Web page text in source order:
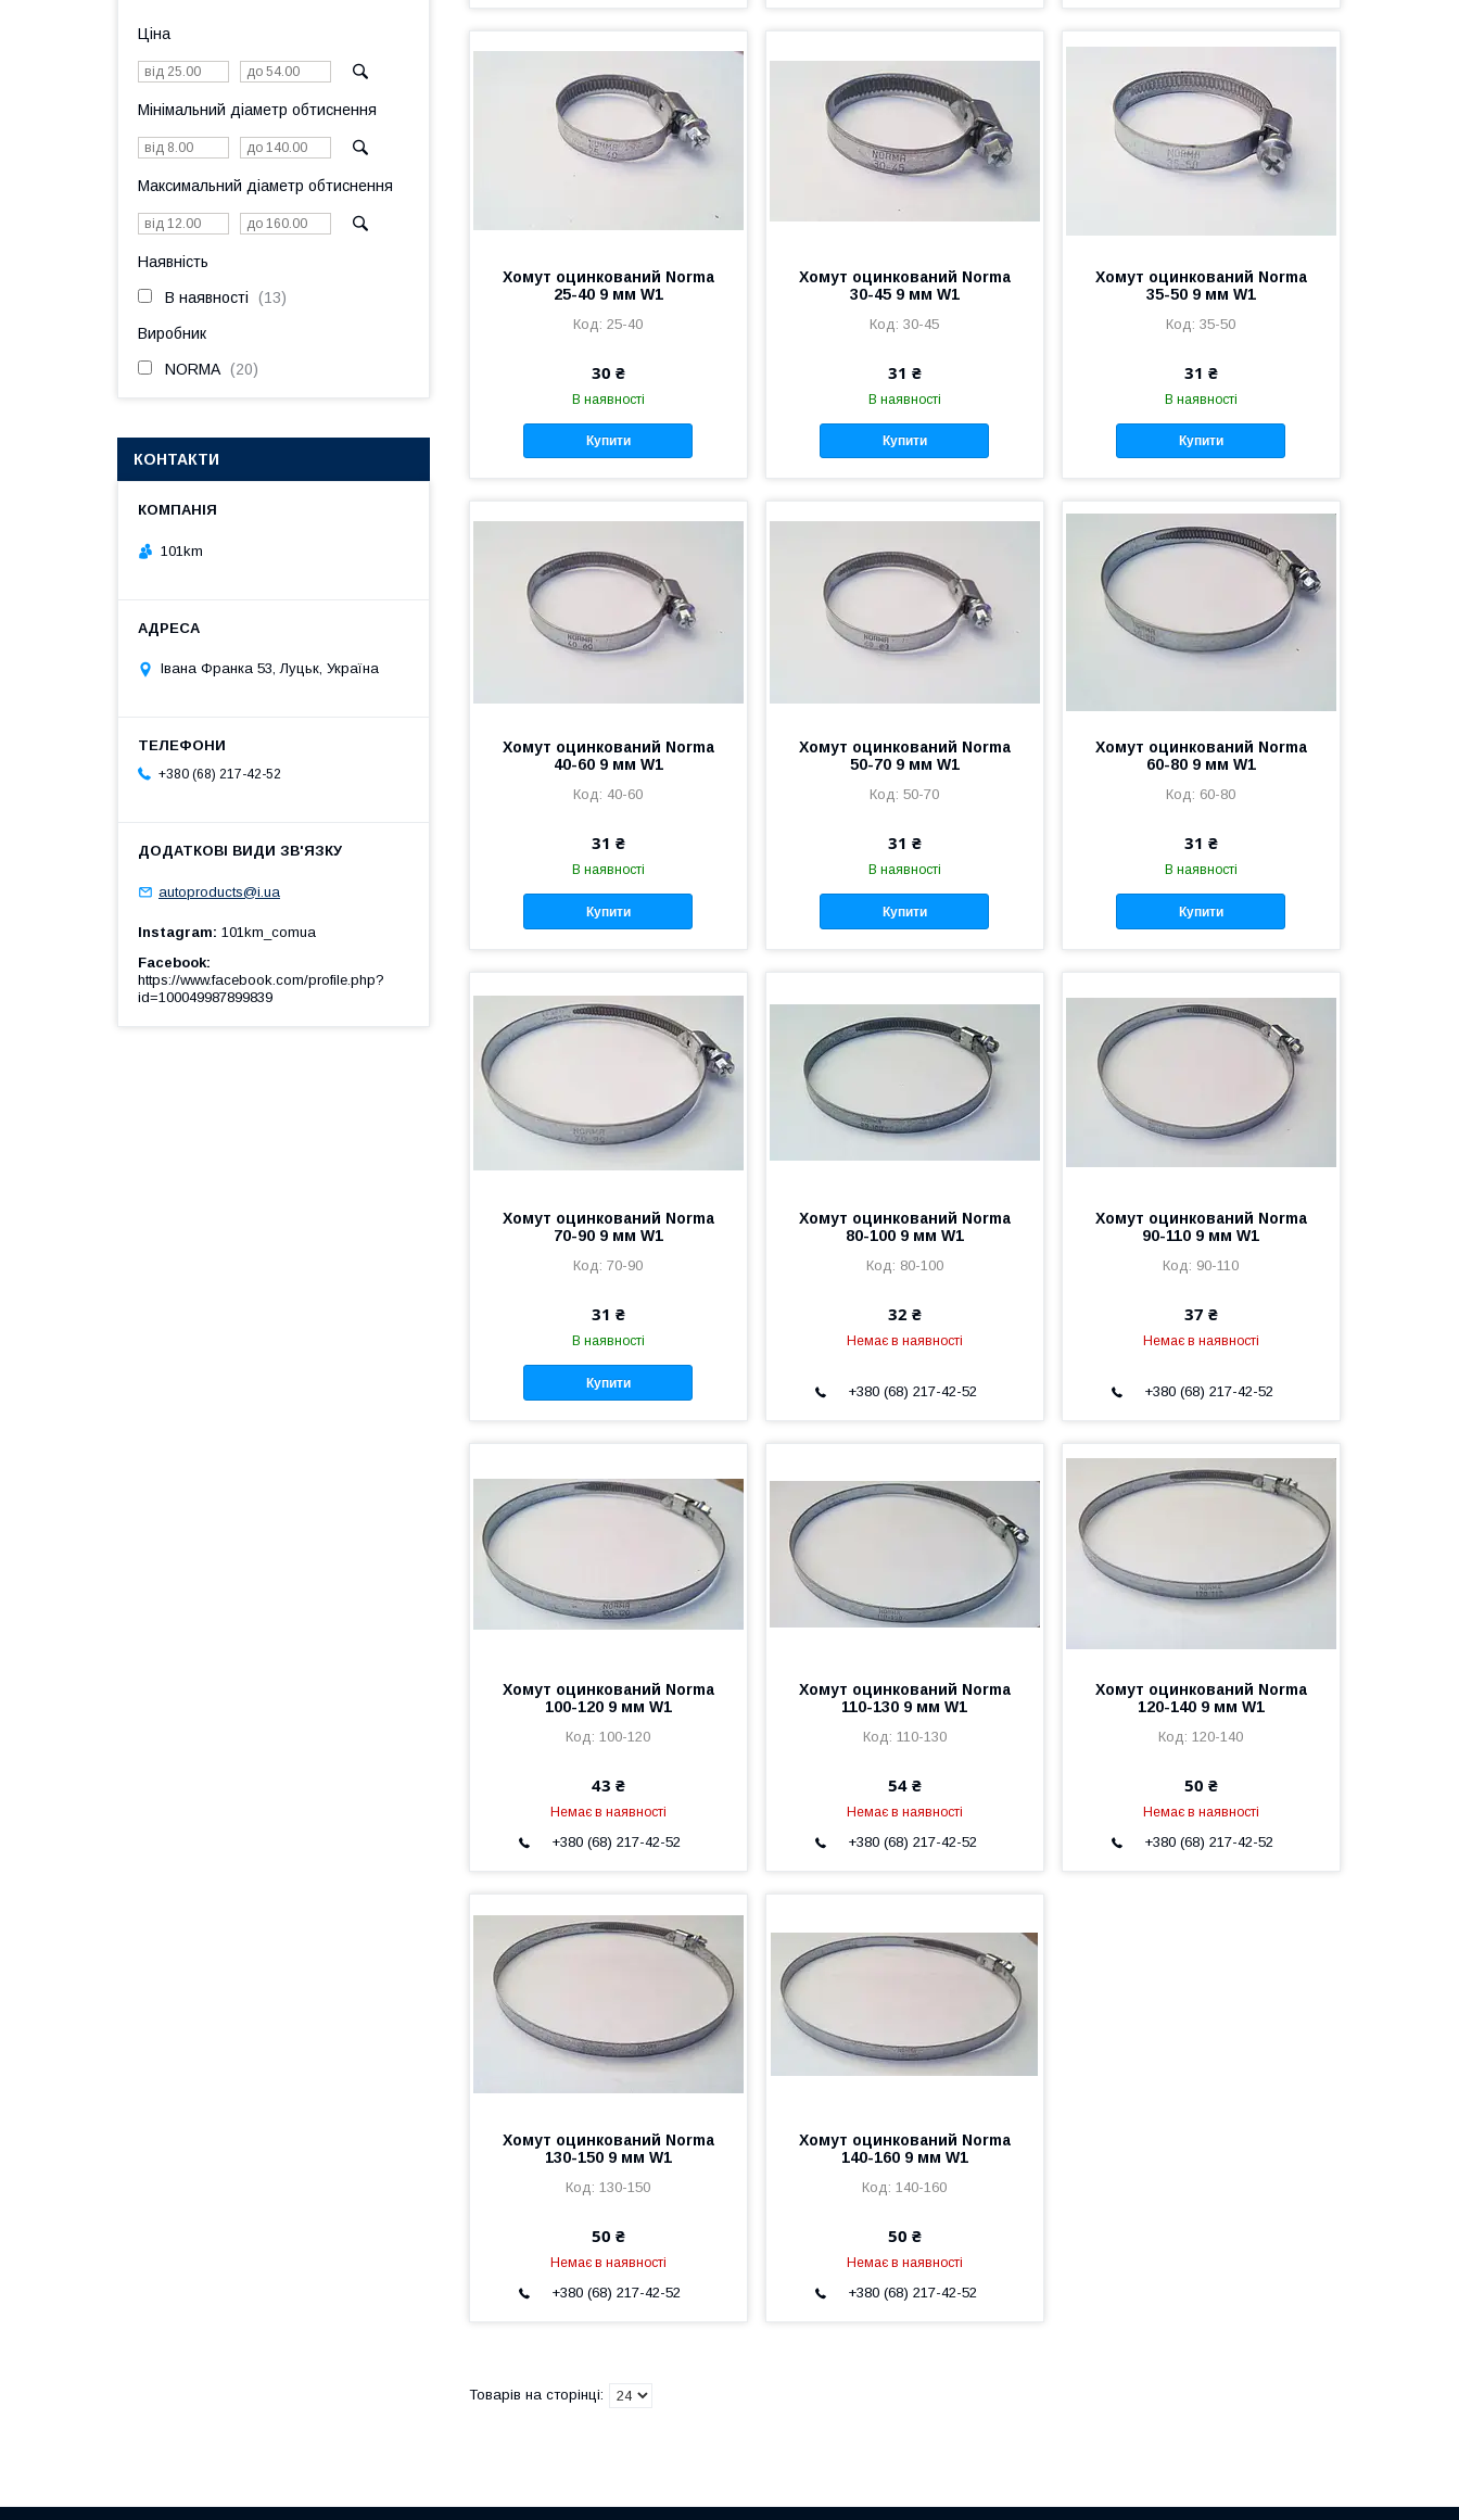
Хомут оцинкований Norma
25-40 9 мм W1
25-40
30 ₴
В наявності
Купити
Хомут оцинкований Norma
30-45 9 мм W1
30-45
31 ₴
В наявності
Купити
Хомут оцинкований Norma
35-50 9 мм W1
35-50
31 ₴
В наявності
Купити
Хомут оцинкований Norma
40-60 9 мм W1
40-60
31 ₴
В наявності
Купити
Хомут оцинкований Norma
50-70 9 мм W1
50-70
31 ₴
В наявності
Купити
Хомут оцинкований Norma
60-80 9 мм W1
60-80
31 ₴
В наявності
Купити
Хомут оцинкований Norma
70-90 9 мм W1
70-90
31 ₴
В наявності
Купити
Хомут оцинкований Norma
80-100 9 мм W1
80-100
32 ₴
Немає в наявності
+380 (68) 217-42-52
Хомут оцинкований Norma
90-110 9 мм W1
90-110
37 ₴
Немає в наявності
+380 (68) 217-42-52
Хомут оцинкований Norma
100-120 9 мм W1
100-120
43 ₴
Немає в наявності
+380 (68) 217-42-52
Хомут оцинкований Norma
110-130 9 мм W1
110-130
54 ₴
Немає в наявності
+380 (68) 217-42-52
Хомут оцинкований Norma
120-140 9 мм W1
120-140
50 ₴
Немає в наявності
+380 (68) 217-42-52
Хомут оцинкований Norma
130-150 9 мм W1
130-150
50 ₴
Немає в наявності
+380 (68) 217-42-52
Хомут оцинкований Norma
140-160 9 мм W1
140-160
50 ₴
Немає в наявності
+380 (68) 217-42-52
Ціна
Мінімальний діаметр обтиснення
Максимальний діаметр обтиснення
Наявність
В наявності 13
Виробник
NORMA 20
КОНТАКТИ
101km
Івана Франка 53, Луцьк, Україна
+380 (68) 217-42-52
autoproducts@i.ua
Instagram 101km_comua
Facebook
https://www.facebook.com/profile.php?
id=100049987899839